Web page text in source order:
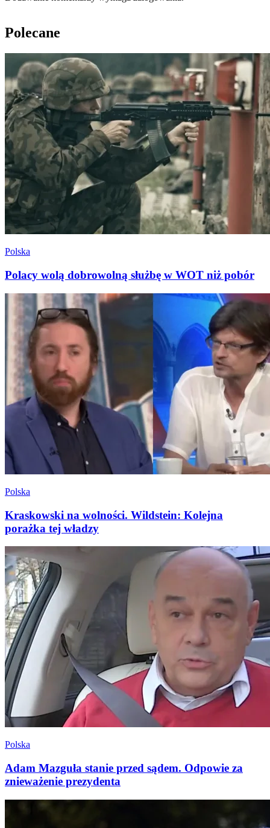
Polecane
Polska
Polacy wolą dobrowolną służbę w WOT niż pobór
Polska
Kraskowski na wolności. Wildstein: Kolejna
porażka tej władzy
Polska
Adam Mazguła stanie przed sądem. Odpowie za
znieważenie prezydenta